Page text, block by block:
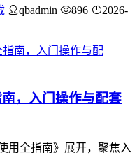
qbadmin 896
2026-
，入门操作与配套
用全指南》展开，聚焦入